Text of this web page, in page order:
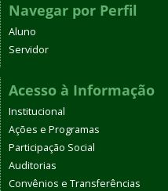
Navegar por Perfil
Aluno
Servidor
Acesso à Informação
Institucional
Ações e Programas
Participação Social
Auditorias
Convênios e Transferências